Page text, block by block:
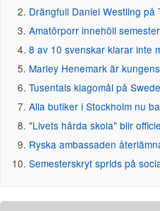
Drängfull Daniel Westling på
Amatörporr innehöll
8 av 10 svenskar klarar inte
Marley Henemark är
Tusentals klagomål på
Alla butiker i Stockholm nu
"Livets hårda skola" blir
Ryska ambassaden
Semesterskryt sprids på